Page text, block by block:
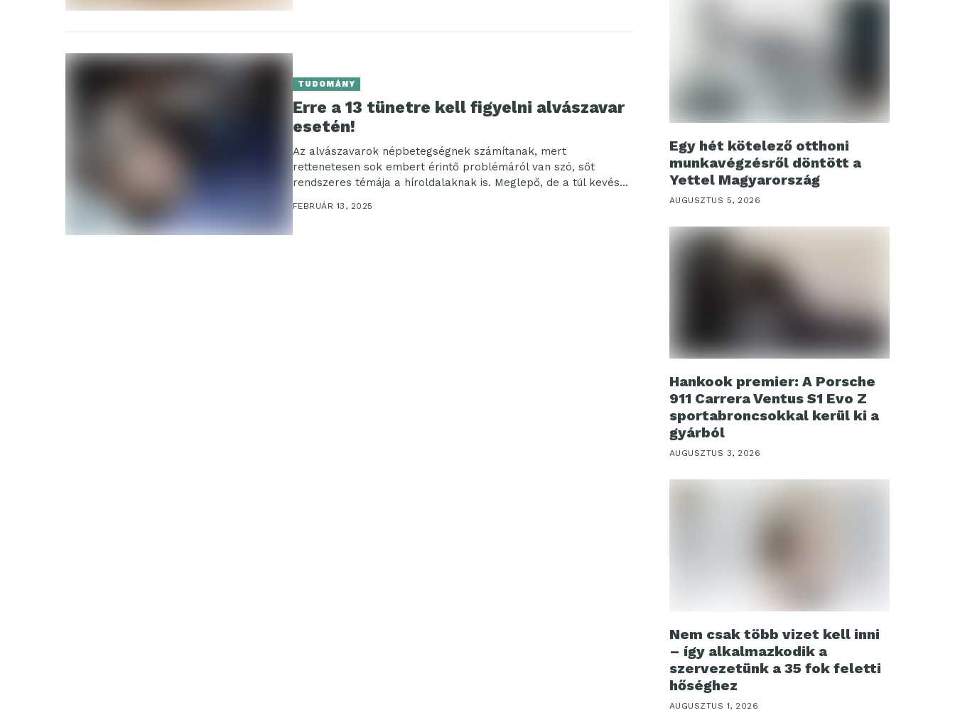
TUDOMÁNY
Erre a 13 tünetre kell figyelni alvászavar
esetén!
Az alvászavarok népbetegségnek számítanak, mert
rettenetesen sok embert érintő problémáról van szó, sőt
rendszeres témája a híroldalaknak is. Meglepő, de a túl kevés...
FEBRUÁR 13, 2025
Egy hét kötelező otthoni
munkavégzésről döntött a
Yettel Magyarország
AUGUSZTUS 5, 2026
Hankook premier: A Porsche
911 Carrera Ventus S1 Evo Z
sportabroncsokkal kerül ki a
gyárból
AUGUSZTUS 3, 2026
Nem csak több vizet kell inni
– így alkalmazkodik a
szervezetünk a 35 fok feletti
hőséghez
AUGUSZTUS 1, 2026